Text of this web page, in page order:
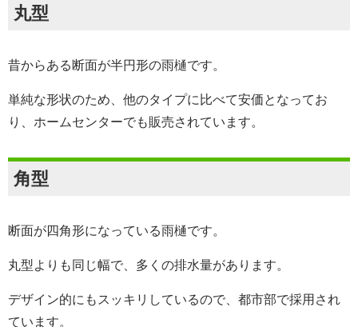
丸型
昔からある断面が半円形の雨樋です。
単純な形状のため、他のタイプに比べて安価となってお
り、ホームセンターでも販売されています。
角型
断面が四角形になっている雨樋です。
丸型よりも同じ幅で、多くの排水量があります。
デザイン的にもスッキリしているので、都市部で採用され
ています。